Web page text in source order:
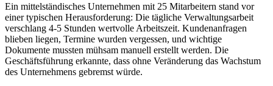
Ein mittelständisches Unternehmen mit 25 Mitarbeitern stand vor
einer typischen Herausforderung: Die tägliche Verwaltungsarbeit
verschlang 4-5 Stunden wertvolle Arbeitszeit. Kundenanfragen
blieben liegen, Termine wurden vergessen, und wichtige
Dokumente mussten mühsam manuell erstellt werden. Die
Geschäftsführung erkannte, dass ohne Veränderung das Wachstum
des Unternehmens gebremst würde.